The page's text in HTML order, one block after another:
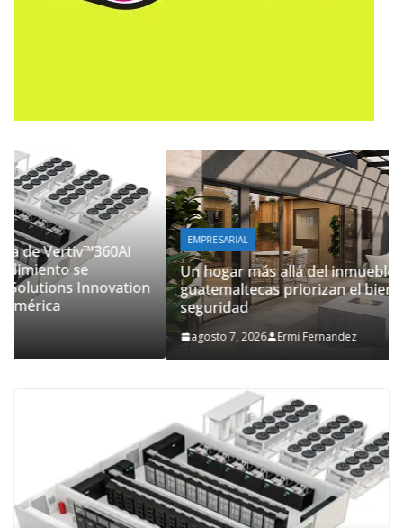
EMPRESARIAL
Un hogar más allá del inmueble: las familias
guatemaltecas priorizan el bienestar y la
seguridad
Ermi Fernandez